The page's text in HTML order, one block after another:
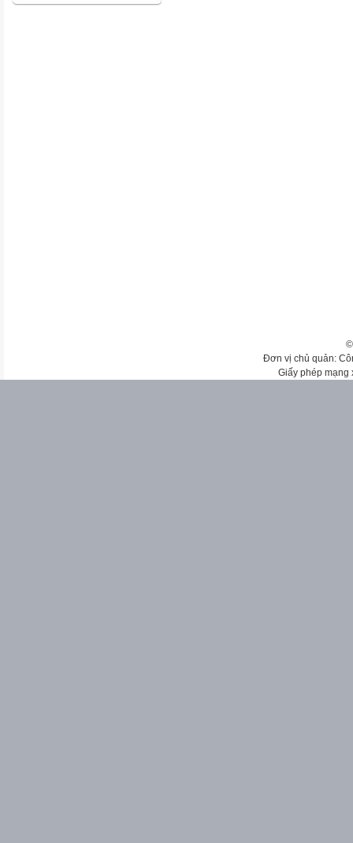
Đơn vị chủ quản:
Giấy phép mạng